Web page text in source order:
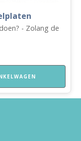
- Zolang de